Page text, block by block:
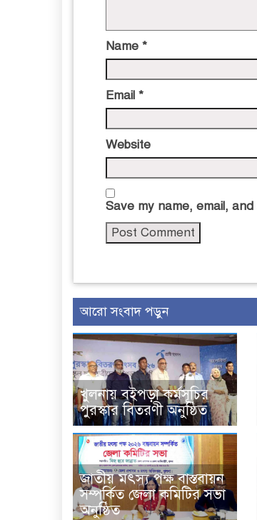
Name *
Email *
Website
Save my name, email,
আরো সংবাদ পড়ুন
খুলনায় বইপড়া কর্মসূচির
পুরস্কার বিতরণী অনুষ্ঠিত
জাতীয় মৎস্য পক্ষ বাস্তবায়ন
সম্পর্কিত জেলা কমিটির সভা
অনুষ্ঠিত